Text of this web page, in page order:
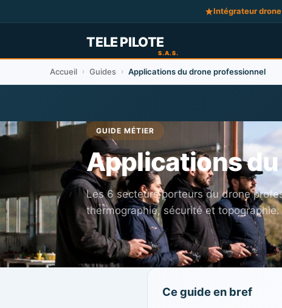
Intégrateur drone
Accueil › Guides › Applications du drone professionnel
GUIDE MÉTIER
Applications
Les 6 secteurs porteurs du drone
thermographie, sécurité et topographie.
Ce guide en bref